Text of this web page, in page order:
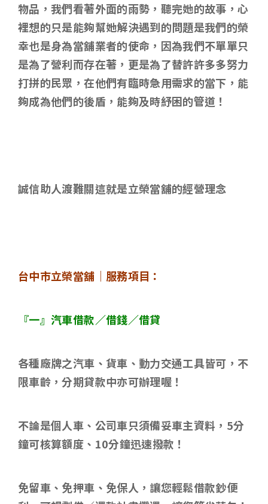
物品，我們看著外面的雨勢，聽完她的故事，心
裡想的只是能夠幫她解決遇到的問題是我們的榮
幸也是身為當舖業者的使命，因為我們不單單只
是為了營利而存在著，更是為了替許許多多努力
打拼的民眾，在他們有臨時急用需求的當下，能
夠成為他們的後盾，能夠及時紓困的管道！
誠信助人渡難關這就是立榮當舖的經營理念
台中市立榮當舖｜服務項目：
『一』汽車借款／借錢／借貸
各種廠牌之汽車、貨車、動力交通工具皆可，不
限車齡，分期貸款中亦可辦理喔！
不論是個人車、公司車只須備妥車主資料， 5分
鐘可核算額度、 10分鐘迅速撥款！
免留車、免押車、免保人，讓您輕鬆借款鈔便